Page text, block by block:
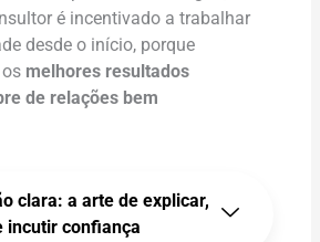
é incentivado a trabalhar
desde o início, porque
melhores resultados
de relações bem
clara: a arte de explicar,
incutir confiança